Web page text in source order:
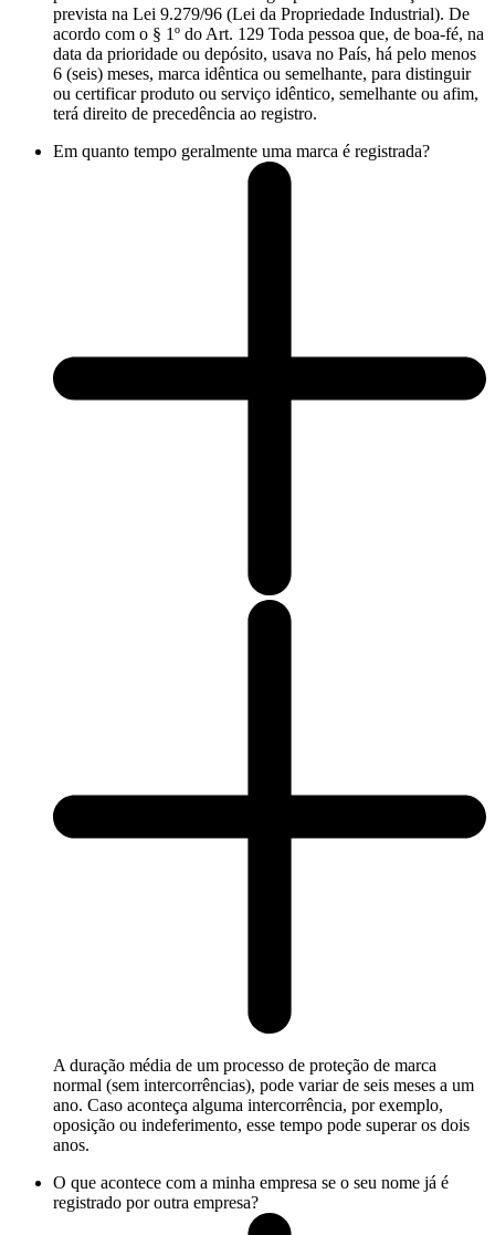
prevista na Lei 9.279/96 (Lei da Propriedade Industrial). De
acordo com o § 1º do Art. 129 Toda pessoa que, de boa-fé, na
data da prioridade ou depósito, usava no País, há pelo menos
6 (seis) meses, marca idêntica ou semelhante, para distinguir
ou certificar produto ou serviço idêntico, semelhante ou afim,
terá direito de precedência ao registro.
Em quanto tempo geralmente uma marca é registrada?
A duração média de um processo de proteção de marca
normal (sem intercorrências), pode variar de seis meses a um
ano. Caso aconteça alguma intercorrência, por exemplo,
oposição ou indeferimento, esse tempo pode superar os dois
anos.
O que acontece com a minha empresa se o seu nome já é
registrado por outra empresa?